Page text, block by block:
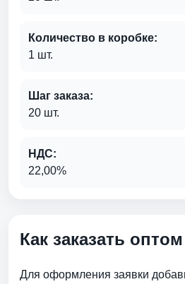
Количество в коробке:
1 шт.
Шаг заказа:
20 шт.
НДС:
22,00%
Как заказать оптом
Для оформления заявки